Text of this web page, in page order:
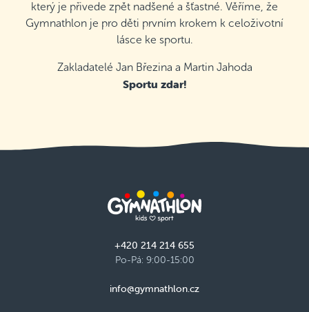
který je přivede zpět nadšené a šťastné. Věříme, že
Gymnathlon je pro děti prvním krokem k celoživotní
lásce ke sportu.
Zakladatelé Jan Březina a Martin Jahoda
Sportu zdar!
+420 214 214 655
Po-Pá: 9:00-15:00
info@gymnathlon.cz